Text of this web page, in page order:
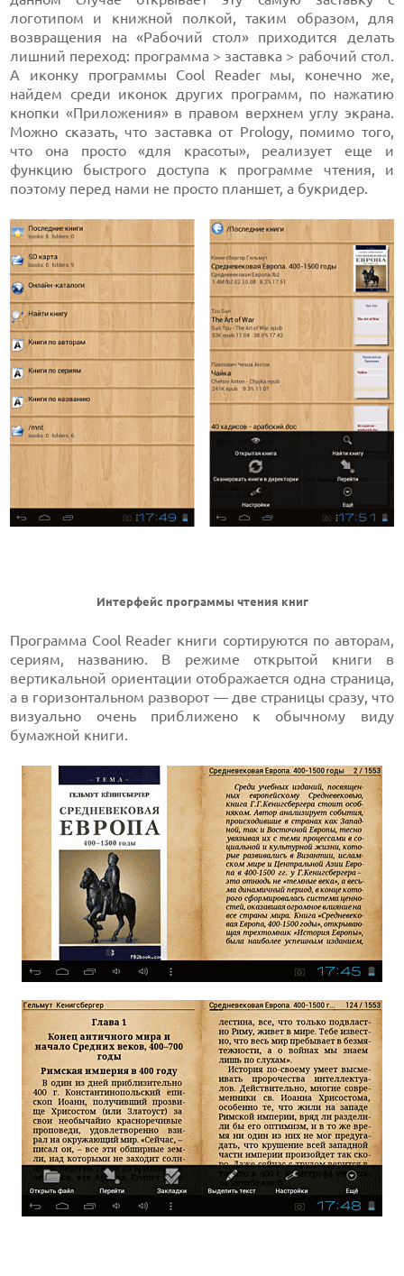
логотипом и книжной полкой, таким образом, для
возвращения на «Рабочий стол» приходится делать
лишний переход: программа > заставка > рабочий стол.
А иконку программы Cool Reader мы, конечно же,
найдем среди иконок других программ, по нажатию
кнопки «Приложения» в правом верхнем углу экрана.
Можно сказать, что заставка от Prology, помимо того,
что она просто «для красоты», реализует еще и
функцию быстрого доступа к программе чтения, и
поэтому перед нами не просто планшет, а букридер.
Интерфейс программы чтения книг
Программа Cool Reader книги сортируются по авторам,
сериям, названию. В режиме открытой книги в
вертикальной ориентации отображается одна страница,
а в горизонтальном разворот — две страницы сразу, что
визуально очень приближено к обычному виду
бумажной книги.